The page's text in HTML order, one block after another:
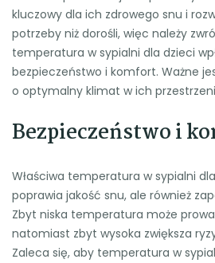
kluczowy dla ich zdrowego snu i
potrzeby niż dorośli, więc należy
temperatura w sypialni dla dzieci
bezpieczeństwo i komfort. Ważne
o optymalny klimat w ich
Bezpieczeństwo i
Właściwa temperatura w sypialni
poprawia jakość snu, ale również
Zbyt niska temperatura może
natomiast zbyt wysoka zwiększa
Zaleca się, aby temperatura w